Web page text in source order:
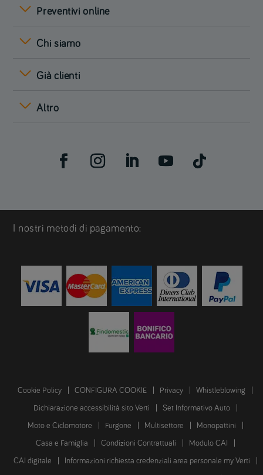
Preventivi online
Chi siamo
Già clienti
Altro
I nostri metodi di pagamento:
Cookie Policy CONFIGURA COOKIE Privacy Whistleblowing
Dichiarazione accessibilità sito Verti Set Informativo Auto
Moto e Ciclomotore Furgone Multisettore Monopattini
Casa e Famiglia Condizioni Contrattuali Modulo CAI
CAI digitale Informazioni richiesta credenziali area personale my Verti